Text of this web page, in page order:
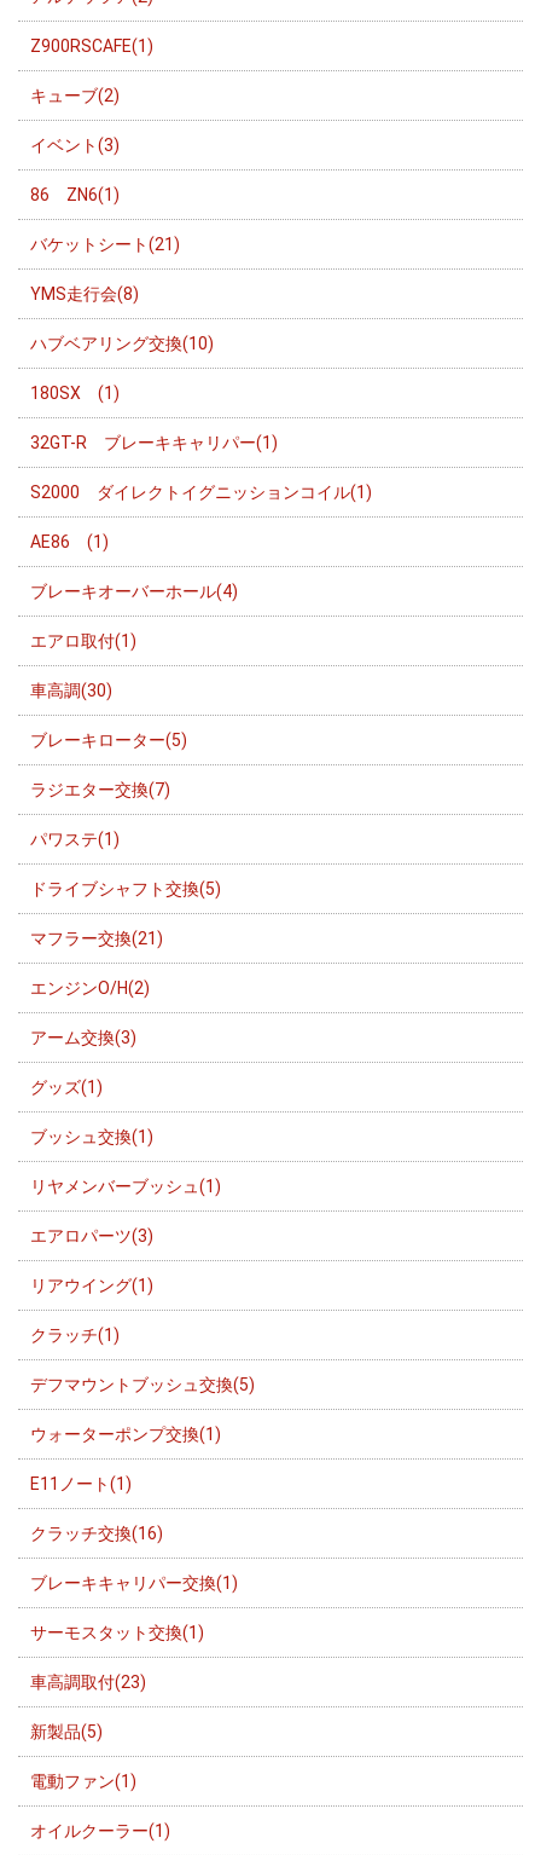
Z900RSCAFE(1)
キューブ(2)
イベント(3)
86 ZN6(1)
バケットシート(21)
YMS走行会(8)
ハブベアリング交換(10)
180SX (1)
32GT-R ブレーキキャリパー(1)
S2000 ダイレクトイグニッションコイル(1)
AE86 (1)
ブレーキオーバーホール(4)
エアロ取付(1)
車高調(30)
ブレーキローター(5)
ラジエター交換(7)
パワステ(1)
ドライブシャフト交換(5)
マフラー交換(21)
エンジンO/H(2)
アーム交換(3)
グッズ(1)
ブッシュ交換(1)
リヤメンバーブッシュ(1)
エアロパーツ(3)
リアウイング(1)
クラッチ(1)
デフマウントブッシュ交換(5)
ウォーターポンプ交換(1)
E11ノート(1)
クラッチ交換(16)
ブレーキキャリパー交換(1)
サーモスタット交換(1)
車高調取付(23)
新製品(5)
電動ファン(1)
オイルクーラー(1)